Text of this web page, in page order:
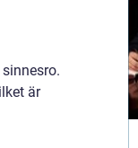
är